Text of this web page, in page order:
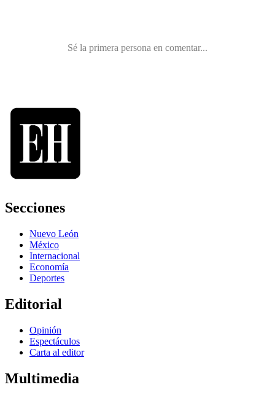
Secciones
Nuevo León
México
Internacional
Economía
Deportes
Editorial
Opinión
Espectáculos
Carta al editor
Multimedia